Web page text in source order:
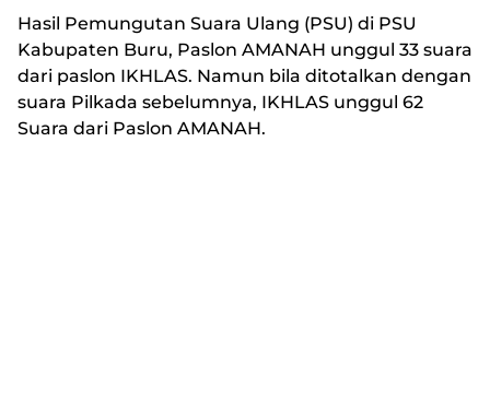
Hasil Pemungutan Suara Ulang (PSU) di PSU
Kabupaten Buru, Paslon AMANAH unggul 33 suara
dari paslon IKHLAS. Namun bila ditotalkan dengan
suara Pilkada sebelumnya, IKHLAS unggul 62
Suara dari Paslon AMANAH.